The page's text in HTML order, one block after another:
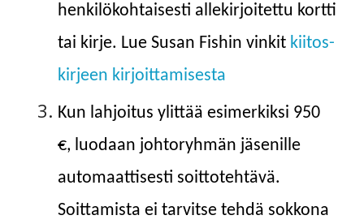
henkilökohtaisesti allekirjoitettu kortti
tai kirje. Lue Susan Fishin vinkit kiitos-
kirjeen kirjoittamisesta
Kun lahjoitus ylittää esimerkiksi 950
€, luodaan johtoryhmän jäsenille
automaattisesti soittotehtävä.
Soittamista ei tarvitse tehdä sokkona